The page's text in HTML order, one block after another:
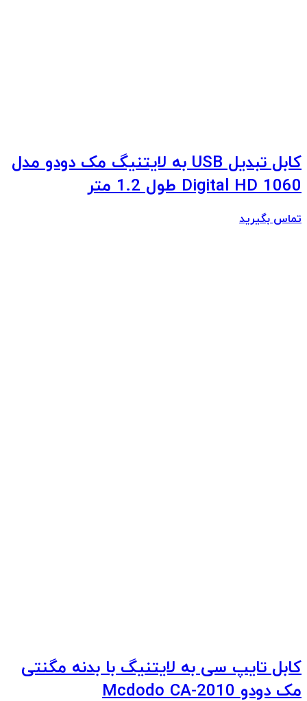
کابل تبدیل USB به لایتنیگ مک دودو مدل
Digital HD 1060 طول 1.2 متر
تماس بگیرید
کابل تایپ سی به لایتنیگ با بدنه مگنتی
مک دودو Mcdodo CA-2010